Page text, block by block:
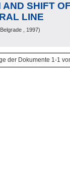
SHIFT
LINE
, 1997)
der Dokumente 1-1